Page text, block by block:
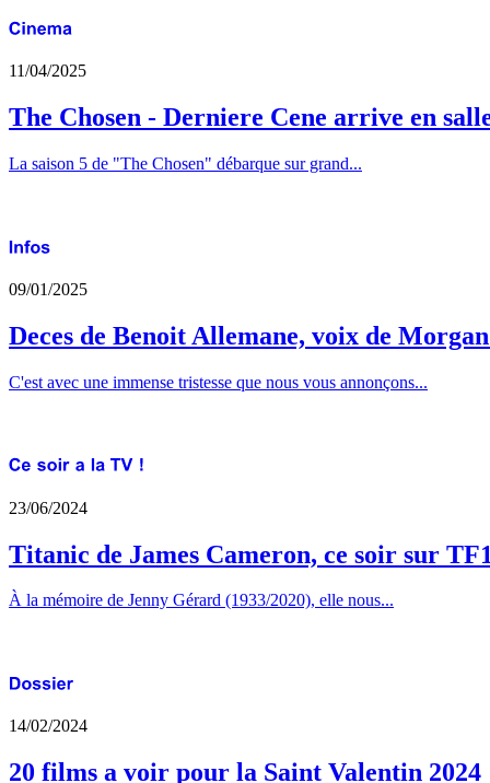
11/04/2025
The Chosen - Derniere Cene arrive en
La saison 5 de "The Chosen" débarque sur grand...
09/01/2025
Deces de Benoit Allemane, voix de
C'est avec une immense tristesse que nous vous annonçons...
23/06/2024
Titanic de James Cameron, ce soir sur
À la mémoire de Jenny Gérard (1933/2020), elle nous...
14/02/2024
20 films a voir pour la Saint Valentin 2024